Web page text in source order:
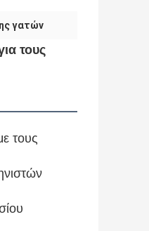
γατών
τους
τους